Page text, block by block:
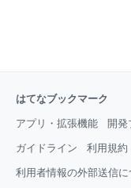
はてなブックマーク
アプリ・拡張機能 開発
ガイドライン 利用規約
利用者情報の外部送信に